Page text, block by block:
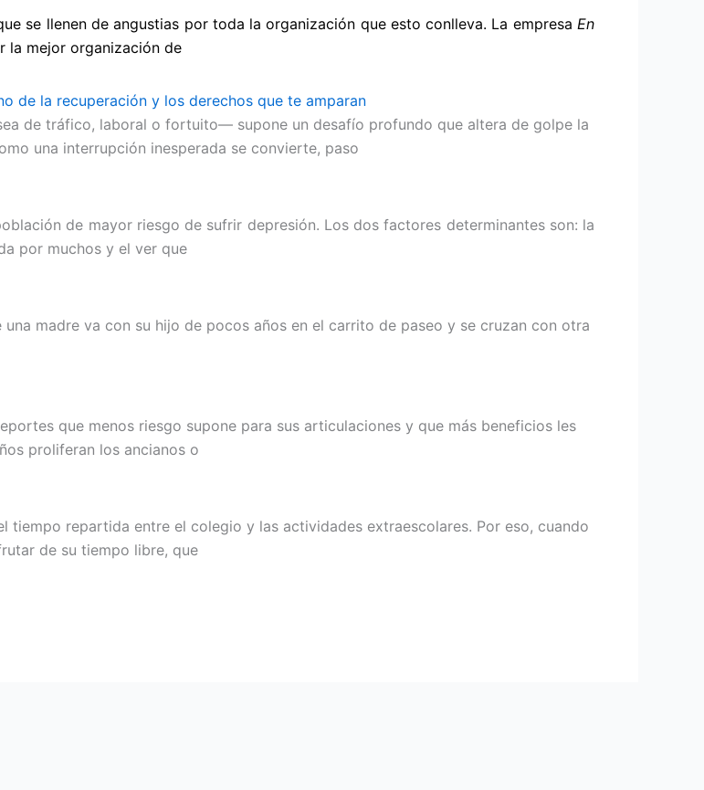
se llenen de angustias por toda la organización que esto conlleva. La empresa En
la mejor organización de
de la recuperación y los derechos que te amparan
de tráfico, laboral o fortuito— supone un desafío profundo que altera de golpe la
una interrupción inesperada se convierte, paso
de mayor riesgo de sufrir depresión. Los dos factores determinantes son: la
por muchos y el ver que
madre va con su hijo de pocos años en el carrito de paseo y se cruzan con otra
que menos riesgo supone para sus articulaciones y que más beneficios les
proliferan los ancianos o
tiempo repartida entre el colegio y las actividades extraescolares. Por eso, cuando
de su tiempo libre, que